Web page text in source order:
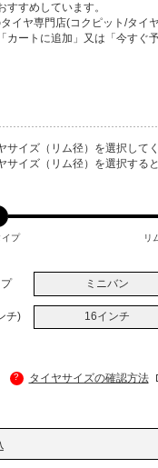
すすめしています。
イヤ専門店(コクピット/タイ
カートに追加」又は「今すぐ
サイズ（リム径）を選択してく
サイズ（リム径）を選択する
イプ リ
ミニバン
チ) 16インチ
? タイヤサイズの確認方法